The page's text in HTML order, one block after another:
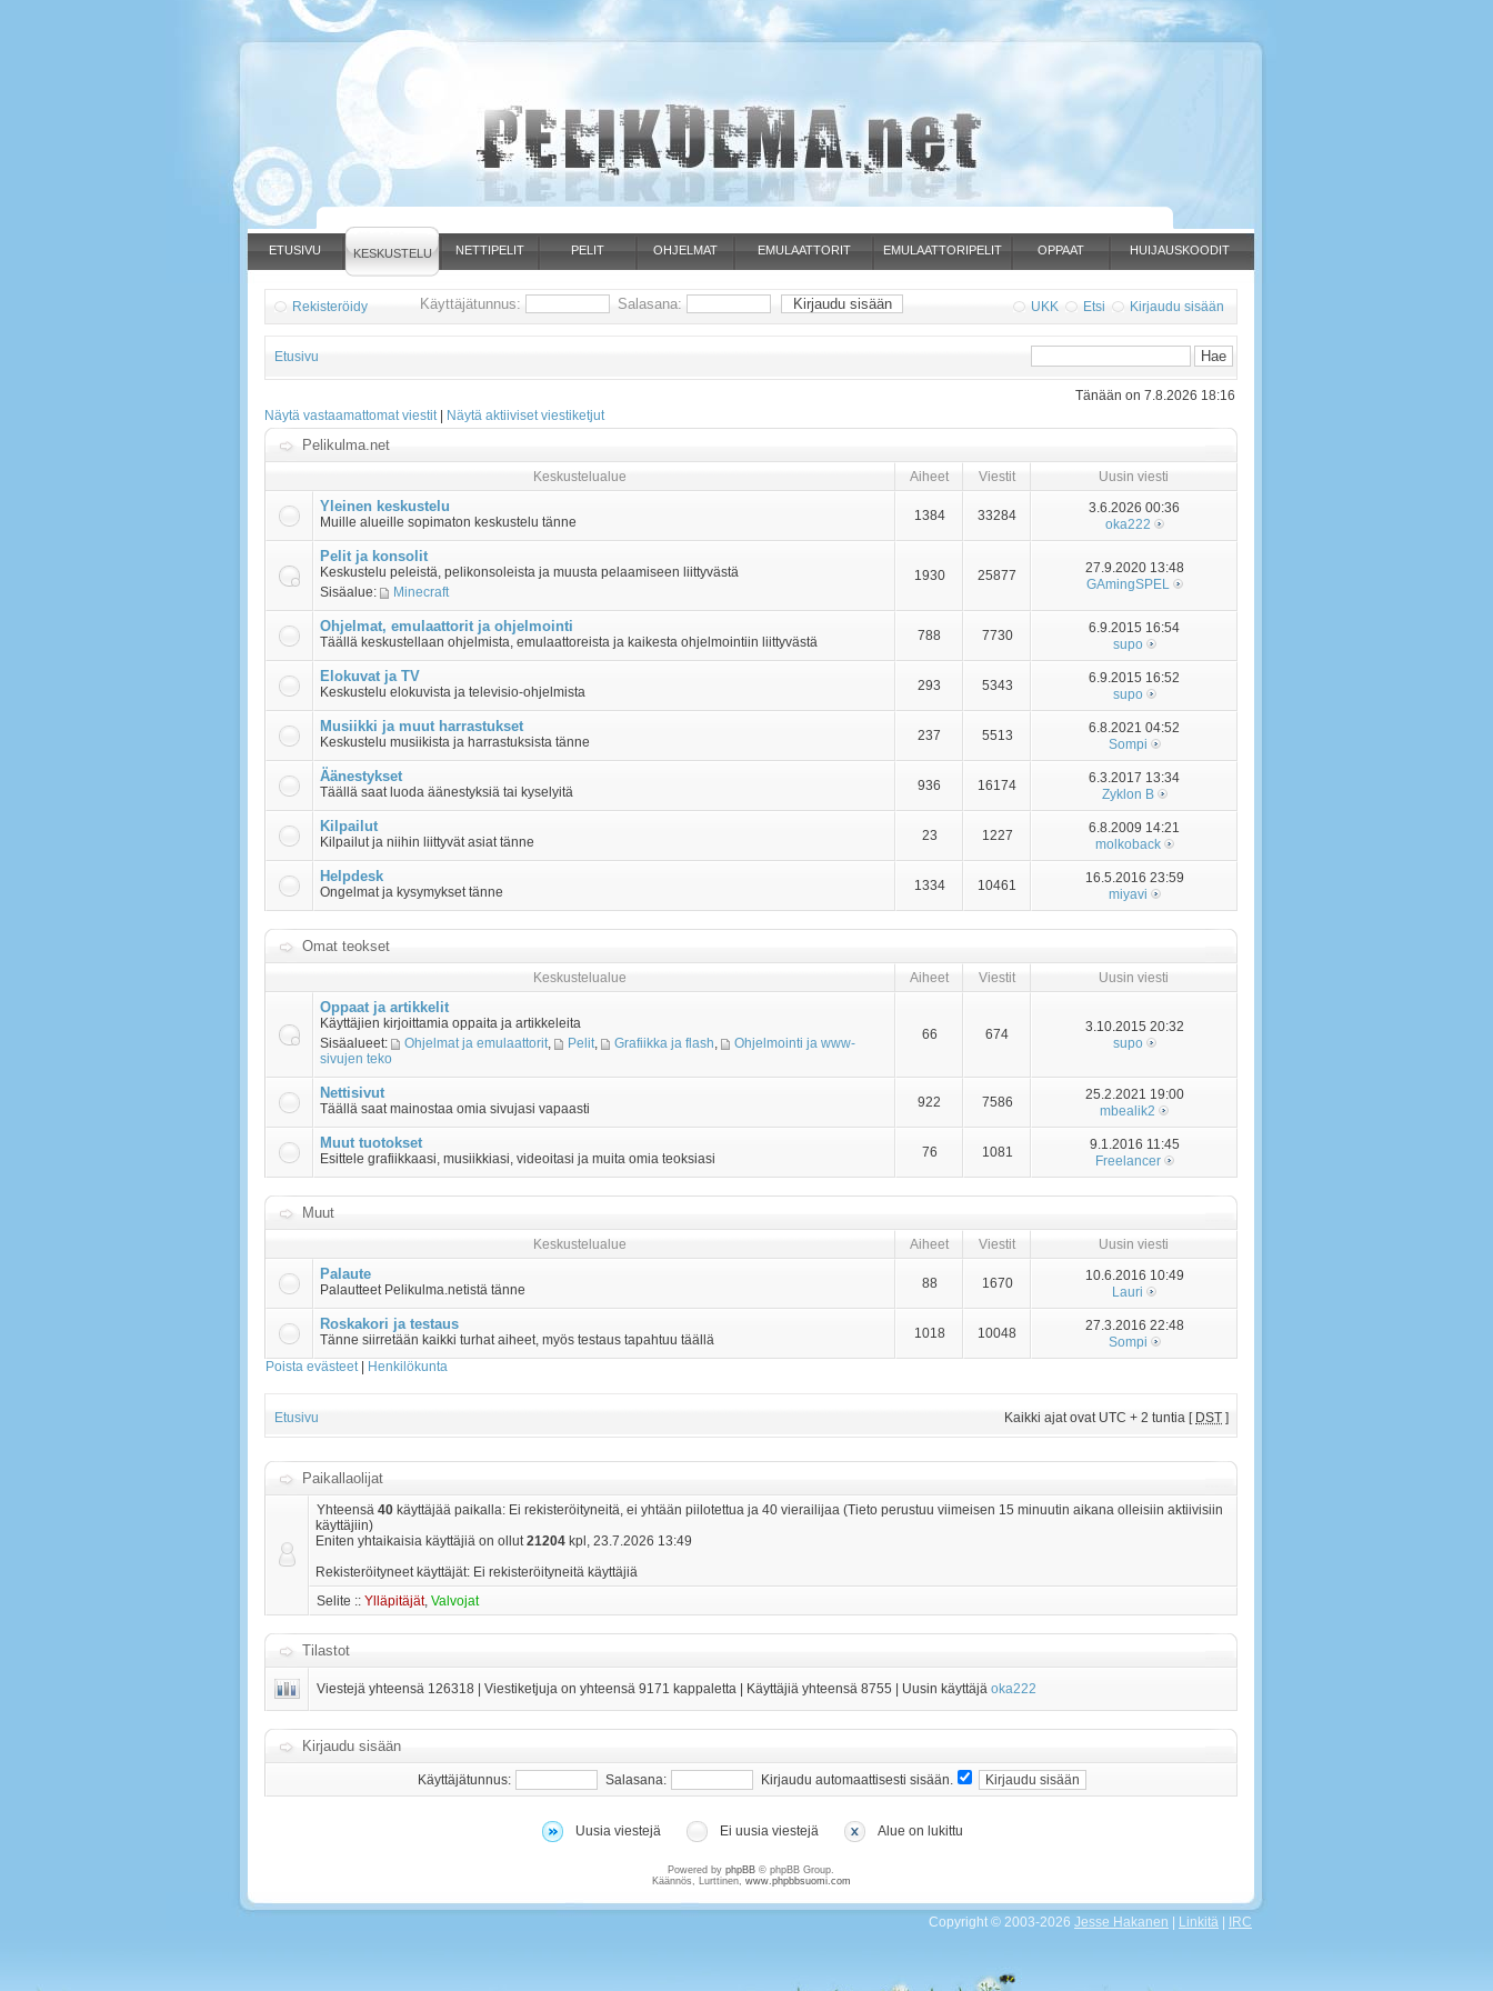
ETUSIVU KESKUSTELU NETTIPELIT PELIT OHJELMAT EMULAATTORIT EMULAATTORIPELIT OPPAAT HUIJAUSKOODIT
UKK Etsi Kirjaudu sisään
Rekisteröidy Käyttäjätunnus: Salasana:
Etusivu
Tänään on 7.8.2026 18:16
Näytä vastaamattomat viestit| Näytä aktiiviset viestiketjut
Pelikulma.net
Keskustelualue Aiheet Viestit Uusin viesti
Yleinen keskustelu
Muille alueille sopimaton keskustelu tänne 1384 33284
3.6.2026 00:36
oka222
Pelit ja konsolit
Keskustelu peleistä, pelikonsoleista ja muusta pelaamiseen liittyvästä
Sisäalue:
Minecraft
1930 25877
27.9.2020 13:48
GAmingSPEL
Ohjelmat, emulaattorit ja ohjelmointi
Täällä keskustellaan ohjelmista, emulaattoreista ja kaikesta ohjelmointiin liittyvästä 788 7730
6.9.2015 16:54
supo
Elokuvat ja TV
Keskustelu elokuvista ja televisio-ohjelmista 293 5343
6.9.2015 16:52
supo
Musiikki ja muut harrastukset
Keskustelu musiikista ja harrastuksista tänne 237 5513
6.8.2021 04:52
Sompi
Äänestykset
Täällä saat luoda äänestyksiä tai kyselyitä 936 16174
6.3.2017 13:34
Zyklon B
Kilpailut
Kilpailut ja niihin liittyvät asiat tänne 23 1227
6.8.2009 14:21
molkoback
Helpdesk
Ongelmat ja kysymykset tänne 1334 10461
16.5.2016 23:59
miyavi
Omat teokset
Keskustelualue Aiheet Viestit Uusin viesti
Oppaat ja artikkelit
Käyttäjien kirjoittamia oppaita ja artikkeleita
Sisäalueet:
Ohjelmat ja emulaattorit, Pelit, Grafiikka ja flash,
Ohjelmointi ja www-
sivujen teko
66 674
3.10.2015 20:32
supo
Nettisivut
Täällä saat mainostaa omia sivujasi vapaasti 922 7586
25.2.2021 19:00
mbealik2
Muut tuotokset
Esittele grafiikkaasi, musiikkiasi, videoitasi ja muita omia teoksiasi 76 1081
9.1.2016 11:45
Freelancer
Muut
Keskustelualue Aiheet Viestit Uusin viesti
Palaute
Palautteet Pelikulma.netistä tänne 88 1670
10.6.2016 10:49
Lauri
Roskakori ja testaus
Tänne siirretään kaikki turhat aiheet, myös testaus tapahtuu täällä 1018 10048
27.3.2016 22:48
Sompi
Poista evästeet| Henkilökunta
Etusivu Kaikki ajat ovat UTC + 2 tuntia [ DST ]
Paikallaolijat
Yhteensä 40 käyttäjää paikalla: Ei rekisteröityneitä, ei yhtään piilotettua ja 40 vierailijaa (Tieto perustuu viimeisen 15 minuutin aikana olleisiin aktiivisiin
käyttäjiin)
Eniten yhtaikaisia käyttäjiä on ollut21204 kpl, 23.7.2026 13:49
Rekisteröityneet käyttäjät: Ei rekisteröityneitä käyttäjiä
Selite :: Ylläpitäjät, Valvojat
Tilastot
Viestejä yhteensä 126318 | Viestiketjuja on yhteensä 9171 kappaletta | Käyttäjiä yhteensä 8755 | Uusin käyttäjä oka222
Kirjaudu sisään
Käyttäjätunnus: Salasana: Kirjaudu automaattisesti sisään.
Uusia viestejä Ei uusia viestejä Alue on lukittu
Powered by phpBB © phpBB Group.
Käännös, Lurttinen, www.phpbbsuomi.com
Copyright © 2003-2026 Jesse Hakanen Linkitä IRC